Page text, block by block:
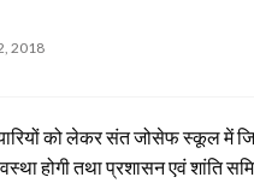
2018
को लेकर संत जोसेफ स्कूल में
होगी तथा प्रशासन एवं शांति